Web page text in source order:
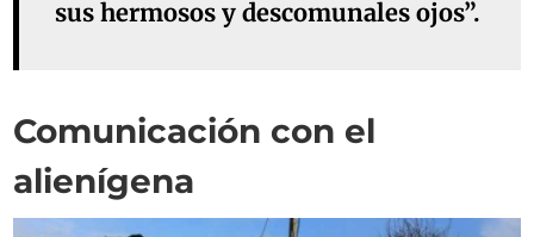
sus hermosos y descomunales ojos”.
Comunicación con el
alienígena